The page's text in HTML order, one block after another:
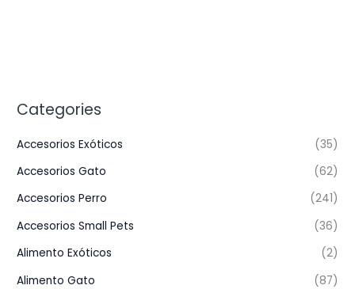
Categories
Accesorios Exóticos
(35)
Accesorios Gato
(62)
Accesorios Perro
(241)
Accesorios Small Pets
(36)
Alimento Exóticos
(2)
Alimento Gato
(87)